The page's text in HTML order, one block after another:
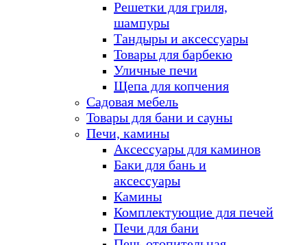
Решетки для гриля,
шампуры
Тандыры и аксессуары
Товары для барбекю
Уличные печи
Щепа для копчения
Садовая мебель
Товары для бани и сауны
Печи, камины
Аксессуары для каминов
Баки для бань и
аксессуары
Камины
Комплектующие для печей
Печи для бани